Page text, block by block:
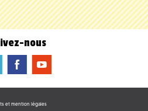
nous
b f
et mention légales